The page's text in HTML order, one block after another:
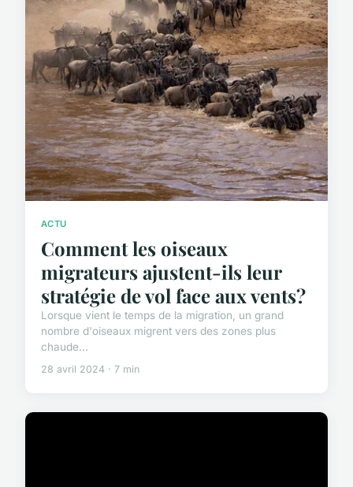
ACTU
Comment les oiseaux
migrateurs ajustent-ils leur
stratégie de vol face aux vents?
Lorsque vient le temps de la migration, un grand
nombre d'oiseaux migrent vers des zones plus
chaude...
28 avril 2024 · 7 min